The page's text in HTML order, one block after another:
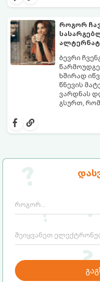
აქციოთ.
როგორ
ბევრი
ხშირად
წნევის
ვარდნას
გსურთ,